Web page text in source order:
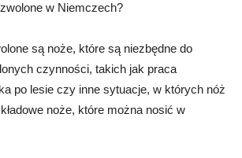
w Niemczech?
są noże, które są niezbędne do
czynności, takich jak praca
po lesie czy inne sytuacje, w których nóż
noże, które można nosić w